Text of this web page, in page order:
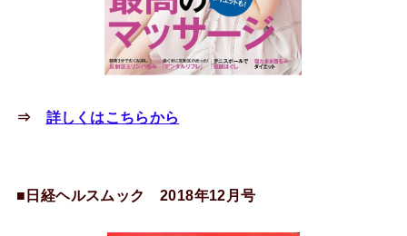
⇒ 詳しくはこちらから
■日経ヘルスムック 2018年12月号